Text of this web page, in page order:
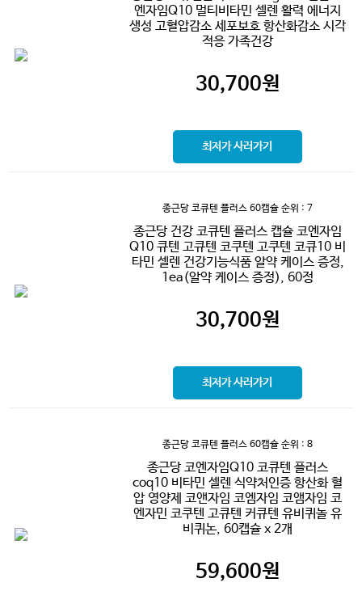
엔자임Q10 멀티비타민 셀렌 활력 에너지
생성 고혈압감소 세포보호 항산화감소 시각
적응 가족건강
30,700원
최저가 사러가기
종근당 코큐텐 플러스 60캡슐 순위 : 7
종근당 건강 코큐텐 플러스 캡슐 코엔자임
Q10 큐텐 고큐텐 코쿠텐 고쿠텐 코큐10 비
타민 셀렌 건강기능식품 알약 케이스 증정,
1ea(알약 케이스 증정), 60정
30,700원
최저가 사러가기
종근당 코큐텐 플러스 60캡슐 순위 : 8
종근당 코엔자임Q10 코큐텐 플러스
coq10 비타민 셀렌 식약처인증 항산화 혈
압 영양제 코앤자임 코엠자임 코앰자임 코
엔자민 코쿠텐 고큐텐 커큐텐 유비퀴놀 유
비퀴논, 60캡슐 x 2개
59,600원